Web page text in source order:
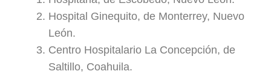
Hospital Ginequito, de Monterrey, Nuevo
León.
Centro Hospitalario La Concepción, de
Saltillo, Coahuila.